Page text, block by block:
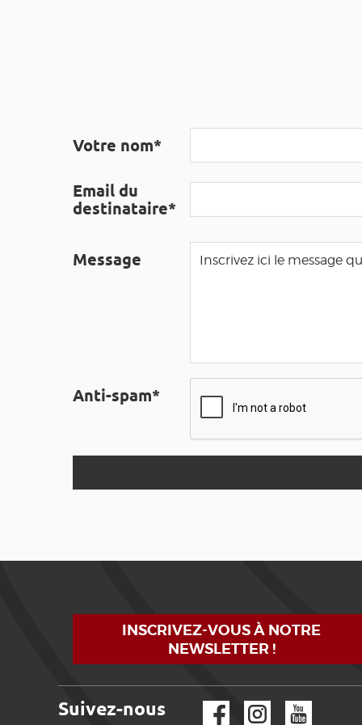
Votre nom*
Email du
destinataire*
Message
Anti-spam*
INSCRIVEZ-VOUS À NOTRE
NEWSLETTER !
Suivez-nous